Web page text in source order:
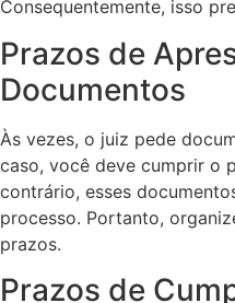
Consequentemente, isso
Prazos de
Documentos
Às vezes, o juiz pede
caso, você deve cumprir o
contrário, esses
processo. Portanto,
prazos.
Prazos de